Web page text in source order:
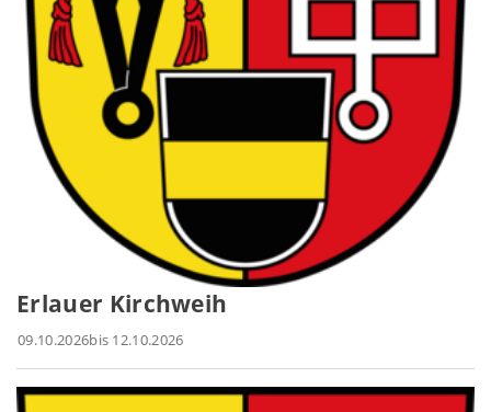
Erlauer Kirchweih
09.10.2026bis 12.10.2026